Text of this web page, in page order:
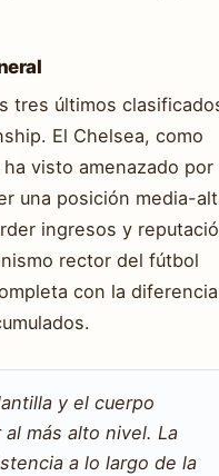
tres últimos
El Chelsea, como
visto amenazado por
una posición media-
ingresos y
rector del fútbol
con la diferencia
y el cuerpo
más alto nivel. La
a lo largo de la